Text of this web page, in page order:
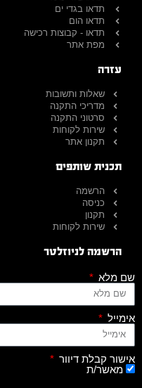
תדאו בגדי ים
תדאו הום
תדאו - קבוצות רכישה
מפת אתר
עזרה
שאלות ותשובות
מדריכי התקנה
סרטוני התקנה
שירות לקוחות
תקנון אתר
תכנית שותפים
הרשמה
כניסה
תקנון
שירות לקוחות
הרשמה לניוזלטר
שם מלא
אימייל
אישור קבלת דיוור
מאשר/ת